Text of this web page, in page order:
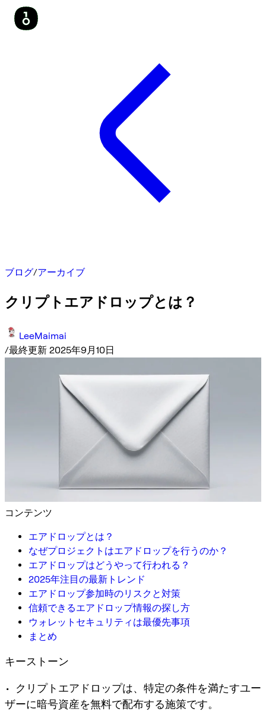
ブログ/アーカイブ
クリプトエアドロップとは？
LeeMaimai
/最終更新 2025年9月10日
コンテンツ
エアドロップとは？
なぜプロジェクトはエアドロップを行うのか？
エアドロップはどうやって行われる？
2025年注目の最新トレンド
エアドロップ参加時のリスクと対策
信頼できるエアドロップ情報の探し方
ウォレットセキュリティは最優先事項
まとめ
キーストーン
• クリプトエアドロップは、特定の条件を満たすユー
ザーに暗号資産を無料で配布する施策です。